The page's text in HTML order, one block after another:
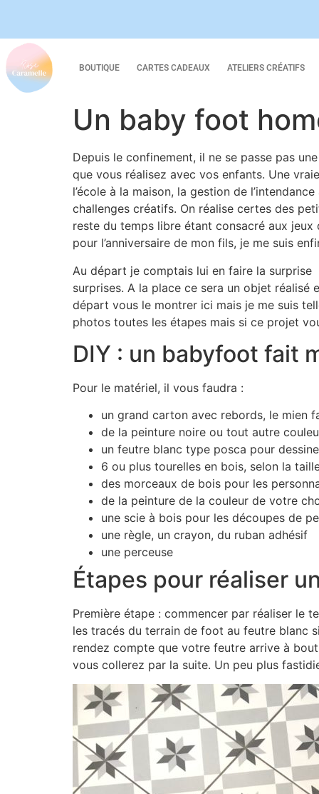
BOUTIQUE CARTES CADEAUX ATELIERS CRÉATIFS
Un baby foot
Depuis le confinement, il ne se passe pas
que vous réalisez avec vos enfants. Une
l’école à la maison, la gestion de
challenges créatifs. On réalise certes des
reste du temps libre étant consacré aux
pour l’anniversaire de mon fils, je me suis
Au départ je comptais lui en faire la
surprises. A la place ce sera un objet
départ vous le montrer ici mais je me suis
photos toutes les étapes mais si ce projet
DIY : un babyfoot fait
Pour le matériel, il vous faudra :
un grand carton avec rebords, le mien
de la peinture noire ou tout autre
un feutre blanc type posca pour
6 ou plus tourelles en bois, selon la
des morceaux de bois pour les
de la peinture de la couleur de votre
une scie à bois pour les découpes de
une règle, un crayon, du ruban adhésif
une perceuse
Étapes pour réaliser
Première étape : commencer par réaliser le
les tracés du terrain de foot au feutre blanc
rendez compte que votre feutre arrive à
vous collerez par la suite. Un peu plus